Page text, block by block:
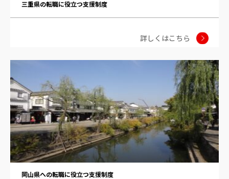
三重県の転職に役立つ支援制度
詳しくはこちら
岡山県への転職に役立つ支援制度